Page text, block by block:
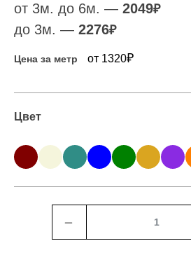
от 3м. до 6м. — 2049₽
до 3м. — 2276₽
Цена за метр от 1320₽
Цвет
﹣